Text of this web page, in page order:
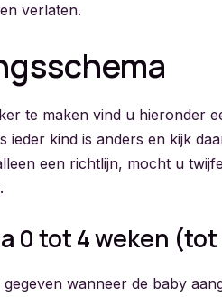
verlaten.
te maken vind u hieronder
ieder kind is anders en kijk
een richtlijn, mocht u
0 tot 4 weken (tot
wanneer de baby